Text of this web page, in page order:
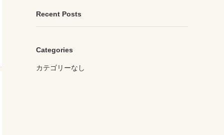
Recent Posts
Categories
カテゴリーなし